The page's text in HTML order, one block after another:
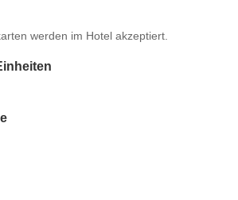
werden im Hotel akzeptiert.